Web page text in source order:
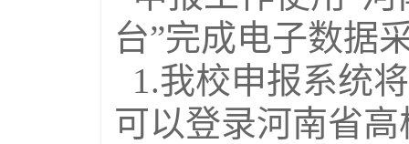
台”完成电子数据
1.我校申报系统
可以登录河南省